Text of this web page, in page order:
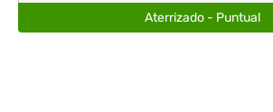
Aterrizado - Puntual